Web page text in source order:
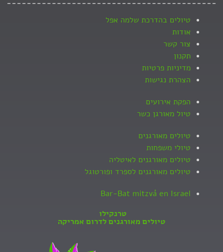
טיולים בהדרכת שלמה אפל
אודות
צור קשר
תקנון
מדיניות פרטיות
הצהרת נגישות
הפקת אירועים
טיול מאורגן כשר
טיולים מאורגנים
טיולי משפחות
טיולים מאורגנים לאיטליה
טיולים מאורגנים לספרד ופורטוגל
Bar-Bat mitzvá en Israel
טרנקילו
טיולים מאורגנים לדרום אמריקה